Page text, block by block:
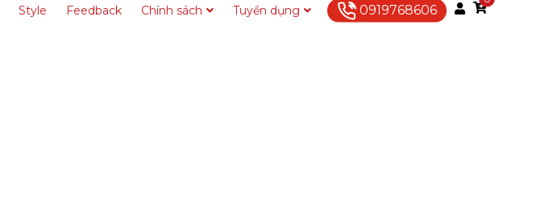
Style Feedback Chính sách Tuyển dụng Liên hệ0919768606